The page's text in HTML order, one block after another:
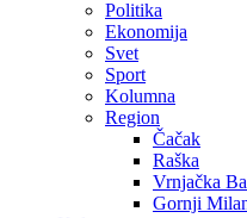
Politika
Ekonomija
Svet
Sport
Kolumna
Region
Čačak
Raška
Vrnjačka
Gornji